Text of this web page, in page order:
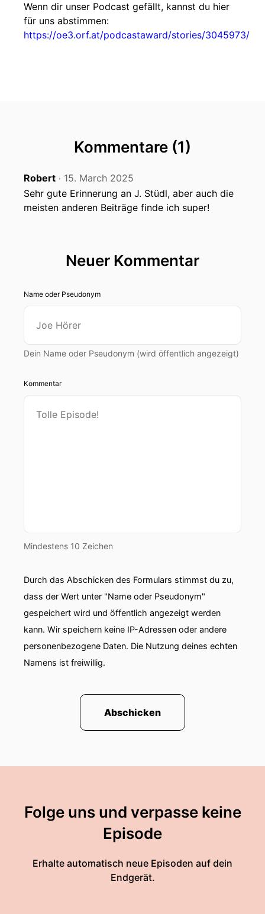
Wenn dir unser Podcast gefällt, kannst du hier
für uns abstimmen:
https://oe3.orf.at/podcastaward/stories/3045973/
Kommentare (1)
Robert ‧ 15. March 2025
Sehr gute Erinnerung an J. Stüdl, aber auch die
meisten anderen Beiträge finde ich super!
Neuer Kommentar
Name oder Pseudonym
Dein Name oder Pseudonym (wird öffentlich angezeigt)
Kommentar
Mindestens 10 Zeichen
Durch das Abschicken des Formulars stimmst du zu,
dass der Wert unter "Name oder Pseudonym"
gespeichert wird und öffentlich angezeigt werden
kann. Wir speichern keine IP-Adressen oder andere
personenbezogene Daten. Die Nutzung deines echten
Namens ist freiwillig.
Abschicken
Folge uns und verpasse keine
Episode
Erhalte automatisch neue Episoden auf dein
Endgerät.